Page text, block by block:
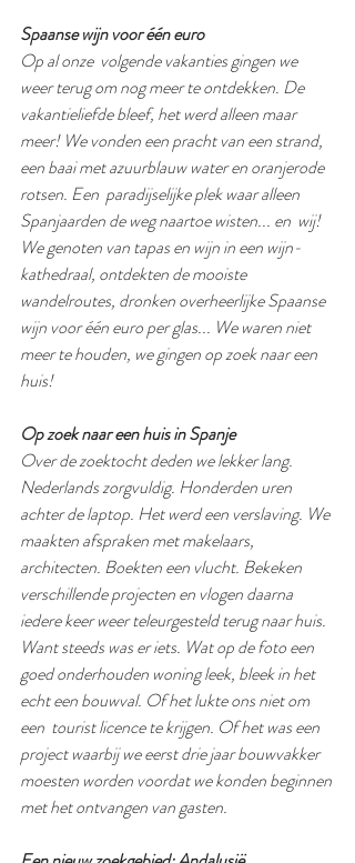
Spaanse wijn voor één euro
Op al onze  volgende vakanties gingen we
weer terug om nog meer te ontdekken. De
vakantieliefde bleef, het werd alleen maar
meer! We vonden een pracht van een strand,
een baai met azuurblauw water en oranjerode
rotsen. Een  paradijselijke plek waar alleen
Spanjaarden de weg naartoe wisten... en  wij!
We genoten van tapas en wijn in een wijn-
kathedraal, ontdekten de mooiste
wandelroutes, dronken overheerlijke Spaanse
wijn voor één euro per glas... We waren niet
meer te houden, we gingen op zoek naar een
huis!
Op zoek naar een huis in Spanje
Over de zoektocht deden we lekker lang.
Nederlands zorgvuldig. Honderden uren
achter de laptop. Het werd een verslaving. We
maakten afspraken met makelaars,
architecten. Boekten een vlucht. Bekeken
verschillende projecten en vlogen daarna
iedere keer weer teleurgesteld terug naar huis.
Want steeds was er iets. Wat op de foto een
goed onderhouden woning leek, bleek in het
echt een bouwval. Of het lukte ons niet om
een  tourist licence te krijgen. Of het was een
project waarbij we eerst drie jaar bouwvakker
moesten worden voordat we konden beginnen
met het ontvangen van gasten.